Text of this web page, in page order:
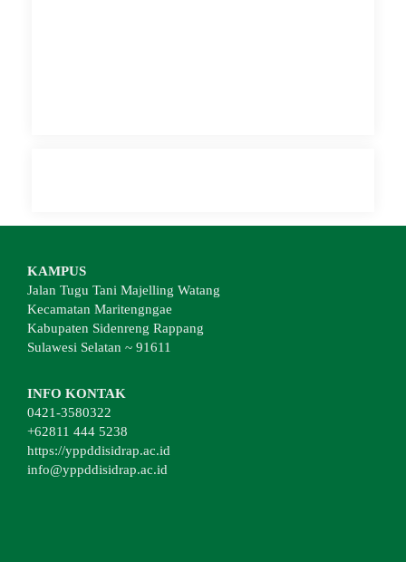
KAMPUS
Jalan Tugu Tani Majelling Watang
Kecamatan Maritengngae
Kabupaten Sidenreng Rappang
Sulawesi Selatan ~ 91611
INFO KONTAK
0421-3580322
+62811 444 5238
https://yppddisidrap.ac.id
info@yppddisidrap.ac.id